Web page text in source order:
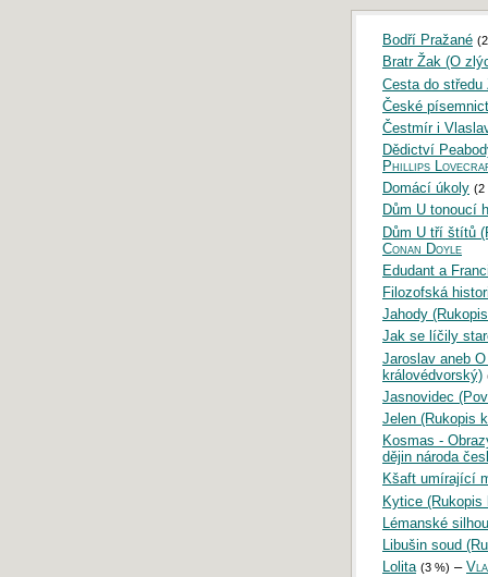
Bodří Pražané
Bratr Žak (O
Cesta do středu
České
Čestmír i
Dědictví
Phillips
Domácí úkoly (2
Dům U tonoucí
Dům U tří štítů
Conan Doyle
Edudant a
Filozofská
Jahody
Jak se líčily
Jaroslav aneb
královédvorský)
Jasnovidec
Jelen (Rukopis
Kosmas -
dějin národa
Kšaft umírající
Kytice (Rukopis
Lémanské
Libušin soud
Lolita (3 %) –